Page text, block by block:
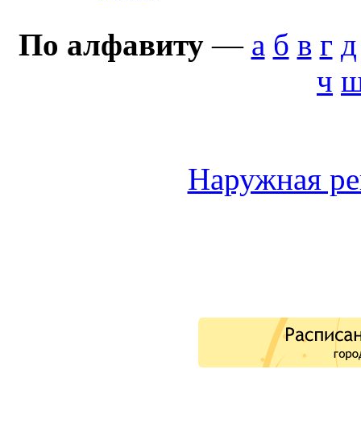
По алфавиту— а б в г д
ч
Наружная